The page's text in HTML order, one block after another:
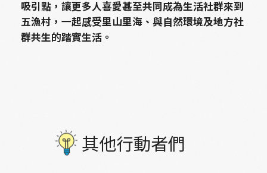
吸引點，讓更多人喜愛甚至共同成為生活社群來到
五漁村，一起感受里山里海、與自然環境及地方社
群共生的踏實生活。
其他行動者們